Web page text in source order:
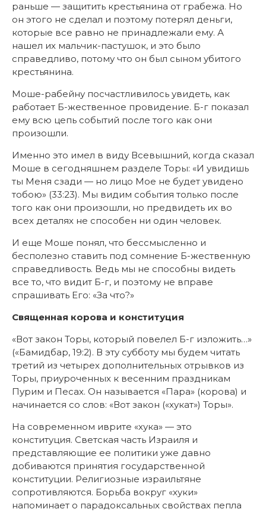
раньше — защитить крестьянина от грабежа. Но
он этого не сделал и поэтому потерял деньги,
которые все равно не принадлежали ему. А
нашел их мальчик-пастушок, и это было
справедливо, потому что он был сыном убитого
крестьянина.
Моше-рабейну посчастливилось увидеть, как
работает Б-жественное провидение. Б-г показал
ему всю цепь событий после того как они
произошли.
Именно это имел в виду Всевышний, когда сказал
Моше в сегодняшнем разделе Торы: «И увидишь
ты Меня сзади — но лицо Мое не будет увидено
тобою» (33:23). Мы видим события только после
того как они произошли, но предвидеть их во
всех деталях не способен ни один человек.
И еще Моше понял, что бессмысленно и
бесполезно ставить под сомнение Б-жественную
справедливость. Ведь мы не способны видеть
все то, что видит Б-г, и поэтому не вправе
спрашивать Его: «За что?»
Священная корова и конституция
«Вот закон Торы, который повелел Б-г изложить…»
(«Бамидбар, 19:2). В эту субботу мы будем читать
третий из четырех дополнительных отрывков из
Торы, приуроченных к весенним праздникам
Пурим и Песах. Он называется «Пара» (корова) и
начинается со слов: «Вот закон («хукат») Торы».
На современном иврите «хука» — это
конституция. Светская часть Израиля и
представляющие ее политики уже давно
добиваются принятия государственной
конституции. Религиозные израильтяне
сопротивляются. Борьба вокруг «хуки»
напоминает о парадоксальных свойствах пепла